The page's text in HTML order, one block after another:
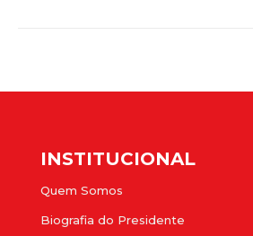
INSTITUCIONAL
Quem Somos
Biografia do Presidente